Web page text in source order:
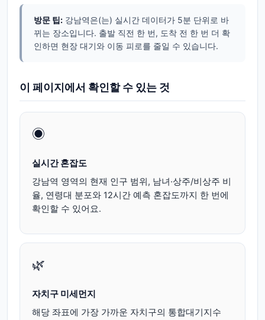
방문 팁: 강남역은(는) 실시간 데이터가 5분 단위로 바
뀌는 장소입니다. 출발 직전 한 번, 도착 전 한 번 더 확
인하면 현장 대기와 이동 피로를 줄일 수 있습니다.
이 페이지에서 확인할 수 있는 것
◉
실시간 혼잡도
강남역 영역의 현재 인구 범위, 남녀·상주/비상주 비
율, 연령대 분포와 12시간 예측 혼잡도까지 한 번에
확인할 수 있어요.
🌿
자치구 미세먼지
해당 좌표에 가장 가까운 자치구의 통합대기지수